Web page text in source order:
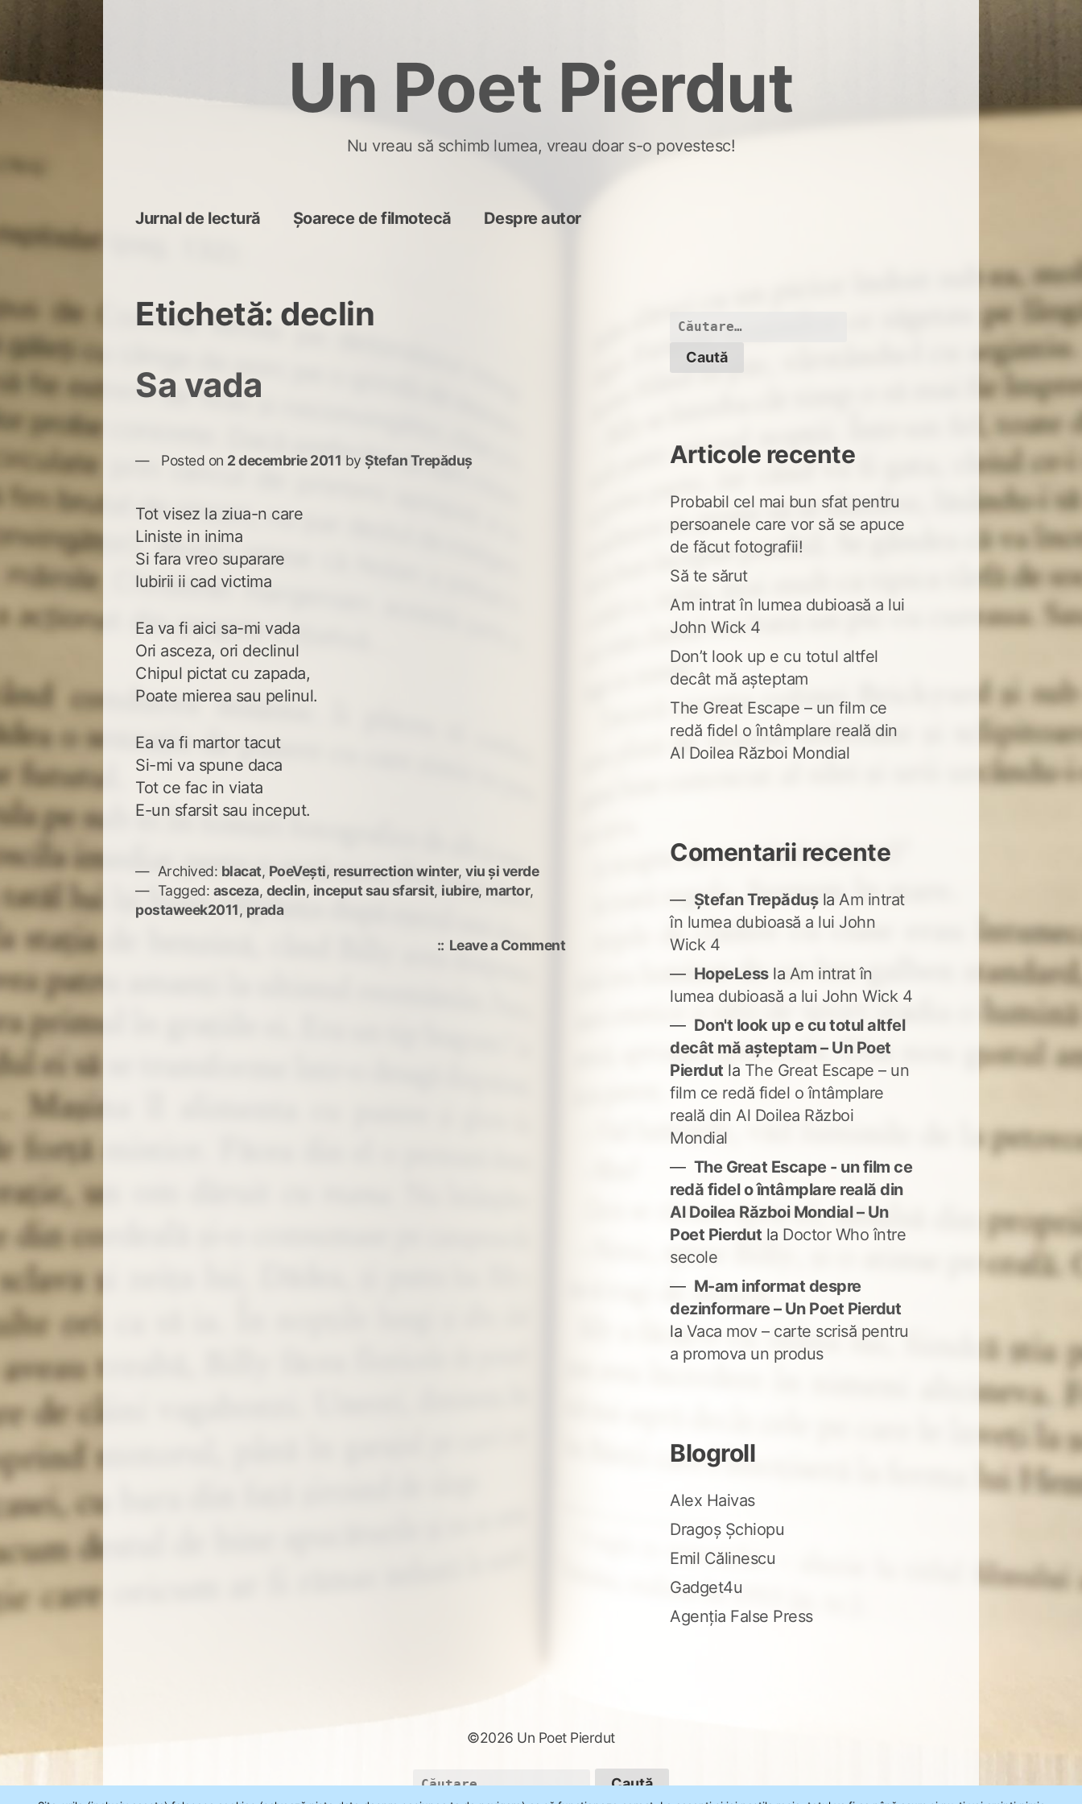
Un Poet Pierdut
Nu vreau să schimb lumea, vreau doar s-o povestesc!
Jurnal de lectură Șoarece de filmotecă Despre autor
Etichetă: declin
Sa vada
Posted on 2 decembrie 2011 byȘtefan Trepăduș
Tot visez la ziua-n care
Liniste in inima
Si fara vreo suparare
Iubirii ii cad victima
Ea va fi aici sa-mi vada
Ori asceza, ori declinul
Chipul pictat cu zapada,
Poate mierea sau pelinul.
Ea va fi martor tacut
Si-mi va spune daca
Tot ce fac in viata
E-un sfarsit sau inceput.
Archived: blacat, PoeVești, resurrection winter,viu și verde
Tagged: asceza, declin, inceput sau sfarsit, iubire, martor,
postaweek2011, prada
Leave a Commenton
Caută
Articole recente
Probabil cel mai bun sfat pentru
persoanele care vor să se apuce
de făcut fotografii!
Să te sărut
Am intrat în lumea dubioasă a lui
John Wick 4
Don’t look up e cu totul altfel
decât mă așteptam
The Great Escape – un film ce
redă fidel o întâmplare reală din
Al Doilea Război Mondial
Comentarii recente
Ștefan Trepădușla Am intrat
în lumea dubioasă a lui John
Wick 4
HopeLessla Am intrat în
lumea dubioasă a lui John Wick 4
Don't look up e cu totul altfel
decât mă așteptam – Un Poet
Pierdut la The Great Escape – un
film ce redă fidel o întâmplare
reală din Al Doilea Război
Mondial
The Great Escape - un film ce
redă fidel o întâmplare reală din
Al Doilea Război Mondial – Un
Poet Pierdut la Doctor Who între
secole
M-am informat despre
dezinformare – Un Poet Pierdut
la Vaca mov – carte scrisă pentru
a promova un produs
Blogroll
Alex Haivas
Dragoș Șchiopu
Emil Călinescu
Gadget4u
Agenția False Press
©2026 Un Poet Pierdut
Caută